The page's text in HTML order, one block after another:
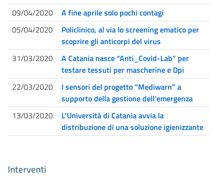
09/04/2020
A fine aprile solo pochi contagi
05/04/2020
Policlinico, al via lo screening ematico per
scoprire gli anticorpi del virus
31/03/2020
A Catania nasce “Anti_Covid-Lab” per
testare tessuti per mascherine e Dpi
22/03/2020
I sensori del progetto “Mediwarn” a
supporto della gestione dell’emergenza
13/03/2020
L’Università di Catania avvia la
distribuzione di una soluzione igienizzante
Interventi